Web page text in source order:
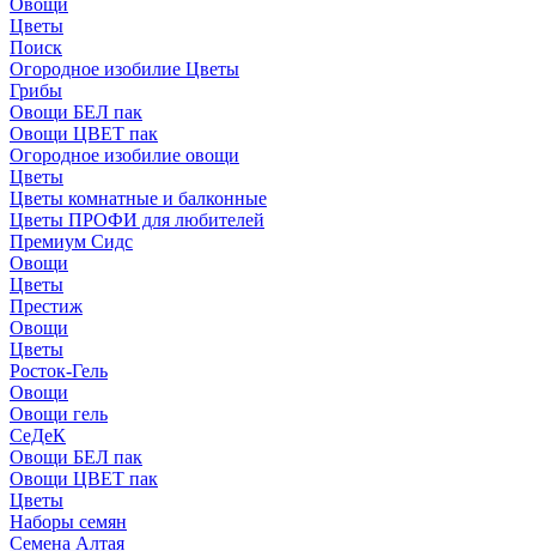
Овощи
Цветы
Поиск
Огородное изобилие Цветы
Грибы
Овощи БЕЛ пак
Овощи ЦВЕТ пак
Огородное изобилие овощи
Цветы
Цветы комнатные и балконные
Цветы ПРОФИ для любителей
Премиум Сидс
Овощи
Цветы
Престиж
Овощи
Цветы
Росток-Гель
Овощи
Овощи гель
СеДеК
Овощи БЕЛ пак
Овощи ЦВЕТ пак
Цветы
Наборы семян
Семена Алтая